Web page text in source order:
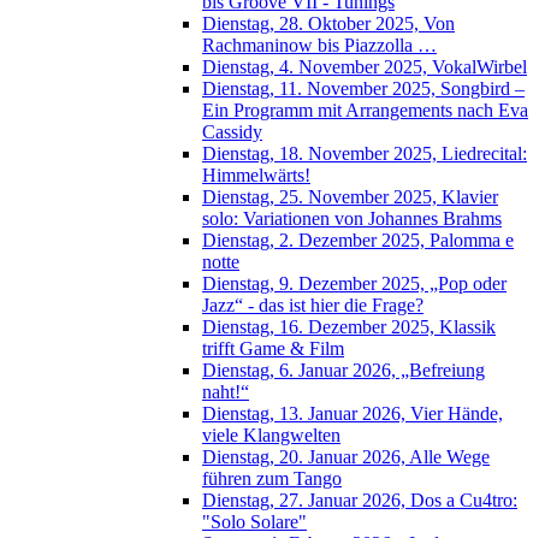
Dienstag, 28. Oktober 2025, Von
Rachmaninow bis Piazzolla …
Dienstag, 4. November 2025, VokalWirbel
Dienstag, 11. November 2025, Songbird –
Ein Programm mit Arrangements nach Eva
Cassidy
Dienstag, 18. November 2025, Liedrecital:
Himmelwärts!
Dienstag, 25. November 2025, Klavier
solo: Variationen von Johannes Brahms
Dienstag, 2. Dezember 2025, Palomma e
notte
Dienstag, 9. Dezember 2025, „Pop oder
Jazz“ - das ist hier die Frage?
Dienstag, 16. Dezember 2025, Klassik
trifft Game & Film
Dienstag, 6. Januar 2026, „Befreiung
naht!“
Dienstag, 13. Januar 2026, Vier Hände,
viele Klangwelten
Dienstag, 20. Januar 2026, Alle Wege
führen zum Tango
Dienstag, 27. Januar 2026, Dos a Cu4tro:
"Solo Solare"